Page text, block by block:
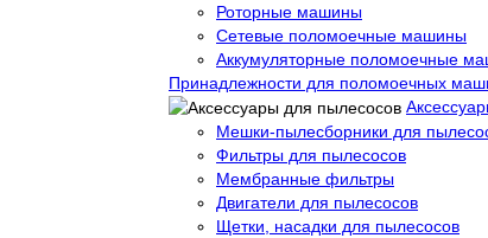
Роторные машины
Сетевые поломоечные машины
Аккумуляторные поломоечные
Принадлежности для поломоечных
Мешки-пылесборники для
Фильтры для пылесосов
Мембранные фильтры
Двигатели для пылесосов
Щетки, насадки для пылесосов